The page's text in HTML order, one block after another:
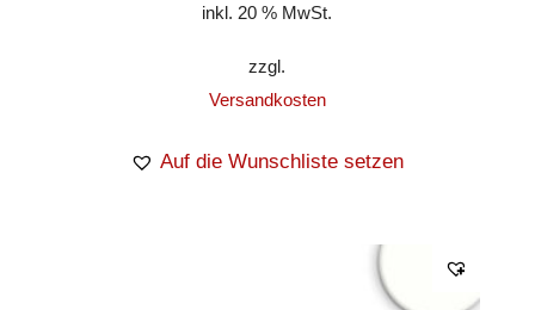
inkl. 20 % MwSt.
zzgl.
Versandkosten
Auf die Wunschliste setzen